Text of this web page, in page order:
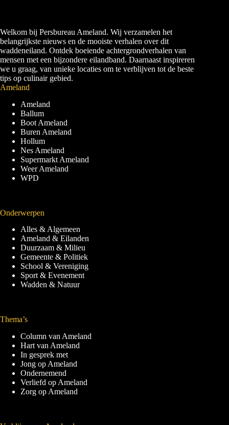
Welkom bij Persbureau Ameland. Wij verzamelen het
belangrijkste nieuws en de mooiste verhalen over dit
waddeneiland. Ontdek boeiende achtergrondverhalen van
mensen met een bijzondere eilandband. Daarnaast inspireren
we u graag, van unieke locaties om te verblijven tot de beste
tips op culinair gebied.
Ameland
Ameland
Ballum
Boot Ameland
Buren Ameland
Hollum
Nes Ameland
Supermarkt Ameland
Weer Ameland
WPD
Onderwerpen
Alles & Algemeen
Ameland & Eilanden
Duurzaam & Milieu
Gemeente & Politiek
School & Vereniging
Sport & Evenement
Wadden & Natuur
Thema’s
Column van Ameland
Hart van Ameland
In gesprek met
Jong op Ameland
Ondernemend
Verliefd op Ameland
Zorg op Ameland